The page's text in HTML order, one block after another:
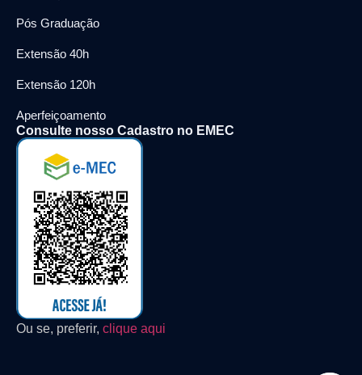
Pós Graduação
Extensão 40h
Extensão 120h
Aperfeiçoamento
Consulte nosso Cadastro no EMEC
Ou se, preferir, clique aqui